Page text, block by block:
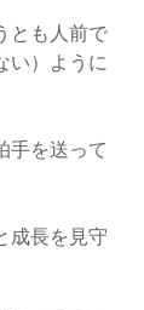
とも人前で
い）ように
手を送って
成長を見守